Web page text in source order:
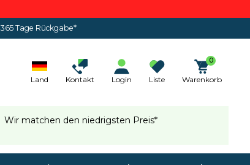
365 Tage Rückgabe*
Land Kontakt Login Liste
0
Warenkorb
Wir matchen den niedrigsten Preis*